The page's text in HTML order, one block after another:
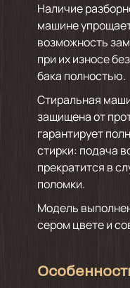
Наличие
машине
возможность
при их износе
бака полностью.
Стиральная
защищена от
гарантирует
стирки: подача
прекратится в
поломки.
Модель
сером цвете и